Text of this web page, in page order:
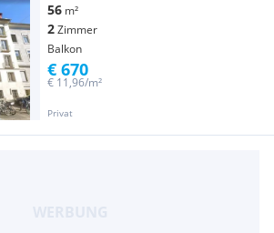
56 m²
2Zimmer
Balkon
Privat
€ 11,96/m²
€ 670